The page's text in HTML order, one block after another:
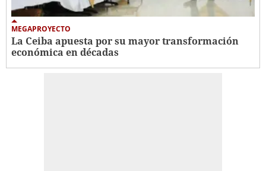
MEGAPROYECTO
La Ceiba apuesta por su mayor transformación
económica en décadas